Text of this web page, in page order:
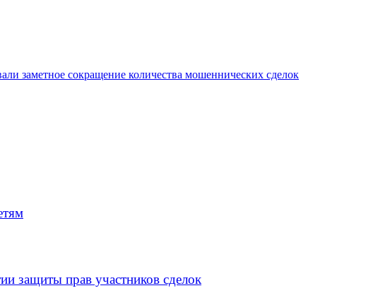
заметное сокращение количества мошеннических сделок
защиты прав участников сделок